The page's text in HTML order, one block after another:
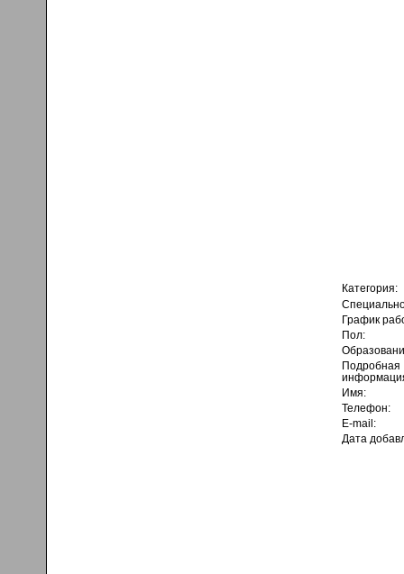
Категория:
График
Пол:
Подробная
Имя:
Телефон:
E-mail:
Дата